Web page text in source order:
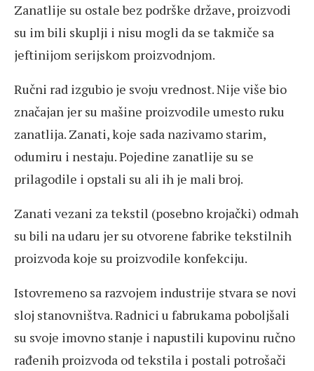
Zanatlije su ostale bez podrške države, proizvodi
su im bili skuplji i nisu mogli da se takmiče sa
jeftinijom serijskom proizvodnjom.
Ručni rad izgubio je svoju vrednost. Nije više bio
značajan jer su mašine proizvodile umesto ruku
zanatlija. Zanati, koje sada nazivamo starim,
odumiru i nestaju. Pojedine zanatlije su se
prilagodile i opstali su ali ih je mali broj.
Zanati vezani za tekstil (posebno krojački) odmah
su bili na udaru jer su otvorene fabrike tekstilnih
proizvoda koje su proizvodile konfekciju.
Istovremeno sa razvojem industrije stvara se novi
sloj stanovništva. Radnici u fabrukama poboljšali
su svoje imovno stanje i napustili kupovinu ručno
rađenih proizvoda od tekstila i postali potrošači